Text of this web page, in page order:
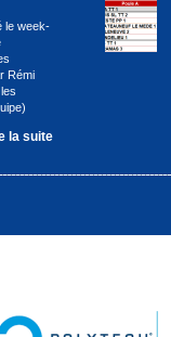
le week-
Rémi
la suite